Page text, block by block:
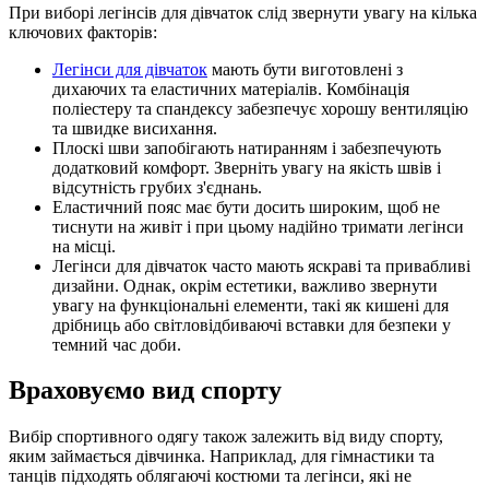
При виборі легінсів для дівчаток слід звернути увагу на кілька
ключових факторів:
Легінси для дівчаток мають бути виготовлені з
дихаючих та еластичних матеріалів. Комбінація
поліестеру та спандексу забезпечує хорошу вентиляцію
та швидке висихання.
Плоскі шви запобігають натиранням і забезпечують
додатковий комфорт. Зверніть увагу на якість швів і
відсутність грубих з'єднань.
Еластичний пояс має бути досить широким, щоб не
тиснути на живіт і при цьому надійно тримати легінси
на місці.
Легінси для дівчаток часто мають яскраві та привабливі
дизайни. Однак, окрім естетики, важливо звернути
увагу на функціональні елементи, такі як кишені для
дрібниць або світловідбиваючі вставки для безпеки у
темний час доби.
Враховуємо вид спорту
Вибір спортивного одягу також залежить від виду спорту,
яким займається дівчинка. Наприклад, для гімнастики та
танців підходять облягаючі костюми та легінси, які не